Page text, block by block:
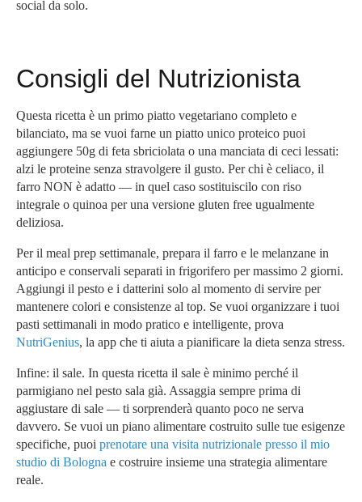
social da solo.
Consigli del Nutrizionista
Questa ricetta è un primo piatto vegetariano completo e
bilanciato, ma se vuoi farne un piatto unico proteico puoi
aggiungere 50g di feta sbriciolata o una manciata di ceci lessati:
alzi le proteine senza stravolgere il gusto. Per chi è celiaco, il
farro NON è adatto — in quel caso sostituiscilo con riso
integrale o quinoa per una versione gluten free ugualmente
deliziosa.
Per il meal prep settimanale, prepara il farro e le melanzane in
anticipo e conservali separati in frigorifero per massimo 2 giorni.
Aggiungi il pesto e i datterini solo al momento di servire per
mantenere colori e consistenze al top. Se vuoi organizzare i tuoi
pasti settimanali in modo pratico e intelligente, prova
NutriGenius, la app che ti aiuta a pianificare la dieta senza stress.
Infine: il sale. In questa ricetta il sale è minimo perché il
parmigiano nel pesto sala già. Assaggia sempre prima di
aggiustare di sale — ti sorprenderà quanto poco ne serva
davvero. Se vuoi un piano alimentare costruito sulle tue esigenze
specifiche, puoi prenotare una visita nutrizionale presso il mio
studio di Bologna e costruire insieme una strategia alimentare
reale.